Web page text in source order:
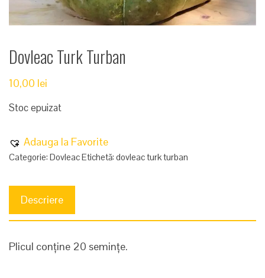
Dovleac Turk Turban
10,00 lei
Stoc epuizat
Adauga la Favorite
Categorie: DovleacEtichetă: dovleac turk turban
Descriere
Plicul conține 20 semințe.